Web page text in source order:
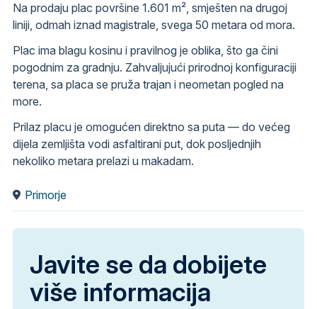
Na prodaju plac površine 1.601 m², smješten na drugoj
liniji, odmah iznad magistrale, svega 50 metara od mora.
Plac ima blagu kosinu i pravilnog je oblika, što ga čini
pogodnim za gradnju. Zahvaljujući prirodnoj konfiguraciji
terena, sa placa se pruža trajan i neometan pogled na
more.
Prilaz placu je omogućen direktno sa puta — do većeg
dijela zemljišta vodi asfaltirani put, dok posljednjih
nekoliko metara prelazi u makadam.
Primorje
Javite se da dobijete
više informacija